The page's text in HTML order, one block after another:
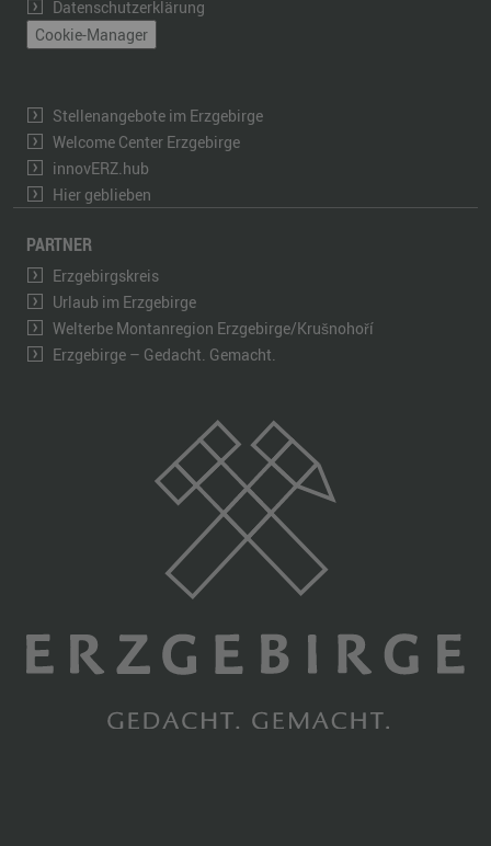
Datenschutzerklärung
Cookie-Manager
Stellenangebote im Erzgebirge
Welcome Center Erzgebirge
innovERZ.hub
Hier geblieben
PARTNER
Erzgebirgskreis
Urlaub im Erzgebirge
Welterbe Montanregion Erzgebirge/Krušnohoří
Erzgebirge – Gedacht. Gemacht.